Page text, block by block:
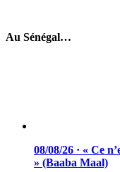
Au Sénégal…
08/08/26 · « Ce
» (Baaba Maal)